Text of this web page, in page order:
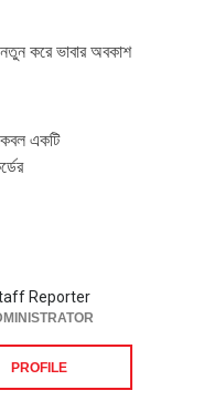
নতুন করে ভাবার অবকাশ
একটি
Reporter
PROFILE